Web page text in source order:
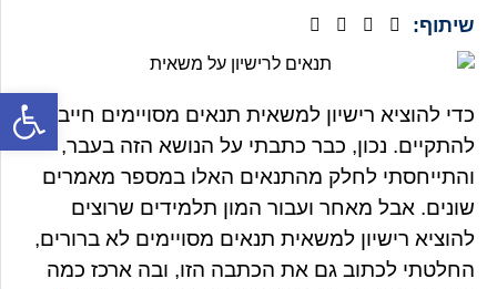
שיתוף:
כדי להוציא רישיון למשאית תנאים מסויימים חייבים
להתקיים. נכון, כבר כתבתי על הנושא הזה בעבר,
והתייחסתי לחלק מהתנאים האלו במספר מאמרים
שונים. אבל מאחר ועבור המון תלמידים שרוצים
להוציא רישיון למשאית תנאים מסויימים לא ברורים,
החלטתי לכתוב גם את הכתבה הזו, ובה ארכז כמה
פתח סרגל נגישות